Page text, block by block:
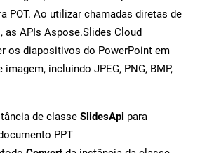
POT. Ao utilizar chamadas diretas de
as APIs Aspose.Slides Cloud
os diapositivos do PowerPoint em
incluindo JPEG, PNG, BMP,
de classe SlidesApi para
PPT